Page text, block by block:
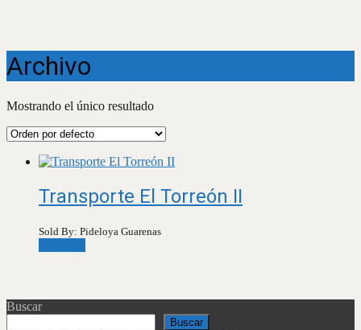
Archivo
Mostrando el único resultado
Transporte El Torreón II
Sold By: Pideloya Guarenas
Buscar
Buscar